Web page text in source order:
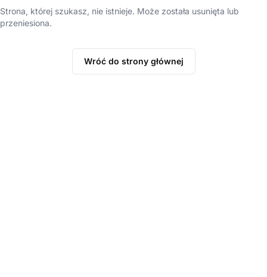
Strona, której szukasz, nie istnieje. Może została usunięta lub
przeniesiona.
Wróć do strony głównej